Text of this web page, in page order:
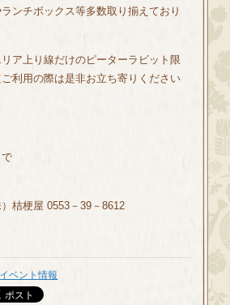
ンチボックス等多数取り揃えており
ア上り線だけのピーターラビット限
利用の際は是非お立ち寄りください
桔梗屋 0553－39－8612
イベント情報